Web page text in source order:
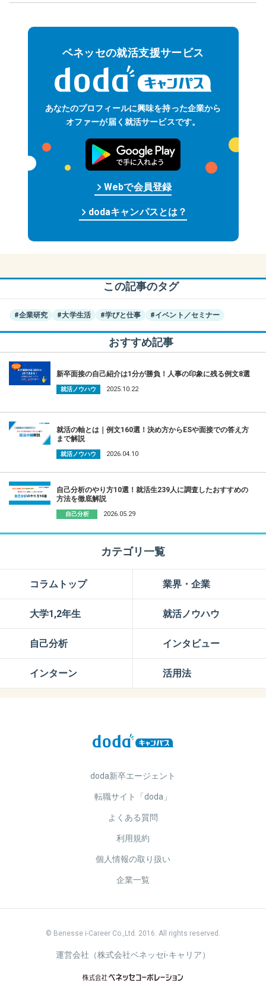
ベネッセの就活支援サービス
あなたのプロフィールに興味を持った企業から
オファーが届く 就活サービスです。
keyboard_arrow_rightdodaキャンパスとは？
keyboard_arrow_rightWebで会員登録
この記事のタグ
#企業研究 #大学生活 #学びと仕事 #イベント／セミナー
おすすめ記事
新卒面接の自己紹介は1分が勝負！人事の印象に残る例文8選
就活ノウハウ 2025.10.22
就活の軸とは｜例文160選！決め方からESや面接での答え方
まで解説
就活ノウハウ 2026.04.10
自己分析のやり方10選！就活生239人に調査したおすすめの
方法を徹底解説
自己分析 2026.05.29
カテゴリ一覧
コラムトップ
大学1,2年生
自己分析
インターン
業界・企業
就活ノウハウ
インタビュー
活用法
doda新卒エージェント
転職サイト「doda」
よくある質問
利用規約
個人情報の取り扱い
企業一覧
© Benesse i-Career Co.,Ltd. 2016. All rights reserved.
運営会社（株式会社ベネッセi-キャリア）